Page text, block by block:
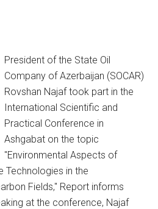
President of the State Oil
Company of Azerbaijan (SOCAR)
Rovshan Najaf took part in the
International Scientific and
Practical Conference in
Ashgabat on the topic
"Environmental Aspects of
Technologies in the
Fields," Report informs
at the conference, Najaf